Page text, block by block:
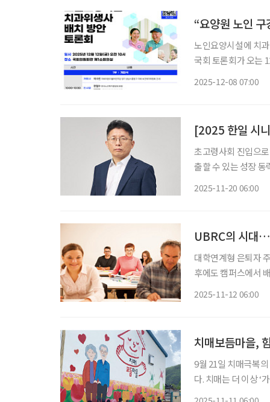
“요양원 노인
노인요양시설에 치
국회 토론회가 오는
2025-12-08 07:00
[2025 한일 시
초고령사회 진입으
출할 수 있는 성장
2025-11-20 06:00
UBRC의 시대
대학연계형 은퇴자
후에도 캠퍼스에서 배우
2025-11-12 06:00
치매보듬마을,
9월 21일 치매극복
다. 치매는 더 이상 ‘가족만의 문제’가 아니다. 지역과 이웃이 함께 보듬을 때, 치매 환자는 일